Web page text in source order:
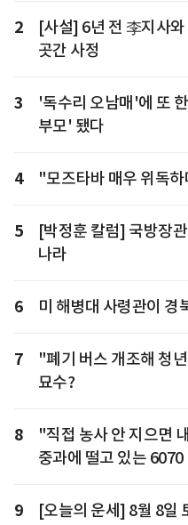
2
[사설] 6년 전 李지사
곳간 사정
3
'독수리 오남매'에 또
부모' 됐다
4 "모즈타바 매우 위독
5
[박정훈 칼럼] 국방장
나라
6 미 해병대 사령관이 경
7
"폐기 버스 개조해 청
묘수?
8
"직접 농사 안 지으면
중과에 떨고 있는 6070
9 [오늘의 운세] 8월 8일